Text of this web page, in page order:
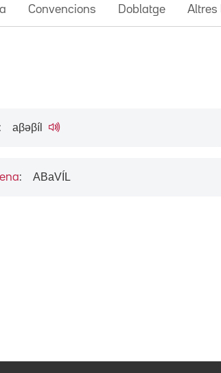
Convencions Doblatge Altres
: aβəβíl
: ABaVÍL